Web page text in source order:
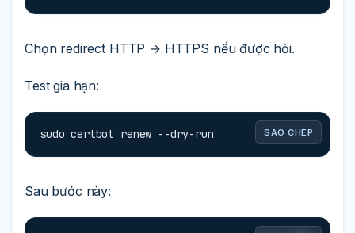
Chọn redirect HTTP → HTTPS nếu được hỏi.
Test gia hạn:
SAO CHÉP
sudo certbot renew --dry-run
Sau bước này: